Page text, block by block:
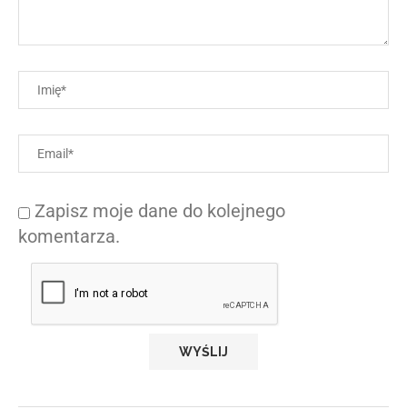
Zapisz moje dane do kolejnego
komentarza.